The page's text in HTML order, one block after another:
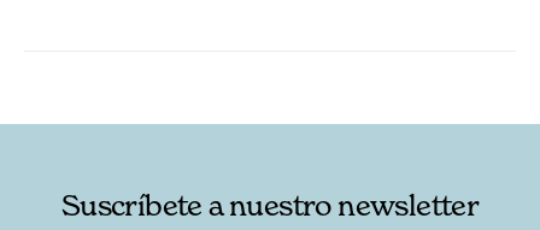
Suscríbete a nuestro newsletter